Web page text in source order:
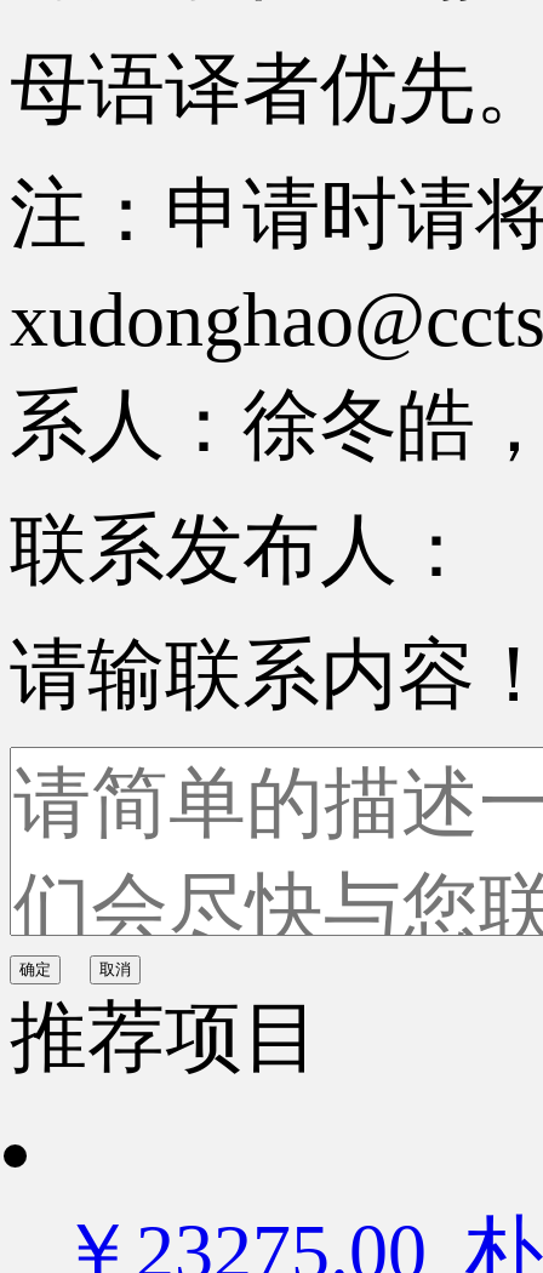
母语译者优先
注：申请时请
系人：徐冬皓
联系发布人：
请输联系内容
确定 取消
推荐项目
￥23275.00